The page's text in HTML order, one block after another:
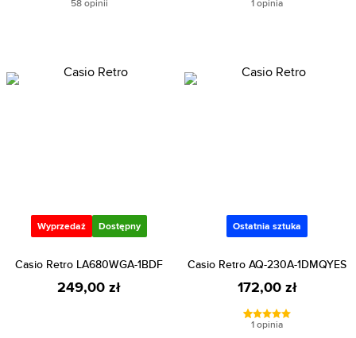
58 opinii 1 opinia
Wyprzedaż Dostępny
Casio Retro LA680WGA-1BDF
249,00 zł
Ostatnia sztuka
Casio Retro AQ-230A-1DMQYES
172,00 zł
1 opinia